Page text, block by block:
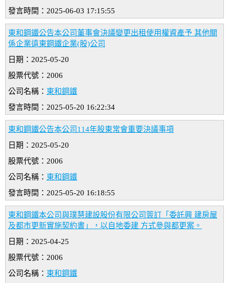
發言時間：2025-06-03 17:15:55
東和鋼鐵公告本公司董事會決議變更出租使用權資產予 其他關
係企業遠東鋼鐵企業(股)公司
日期：2025-05-20
股票代號：2006
公司名稱： 東和鋼鐵
發言時間：2025-05-20 16:22:34
東和鋼鐵公告本公司114年股東常會重要決議事項
日期：2025-05-20
股票代號：2006
公司名稱： 東和鋼鐵
發言時間：2025-05-20 16:18:55
東和鋼鐵本公司與璞慧建設股份有限公司簽訂「委託興 建房屋
及都市更新實施契約書」，以自地委建 方式參與都更案。
日期：2025-04-25
股票代號：2006
公司名稱： 東和鋼鐵